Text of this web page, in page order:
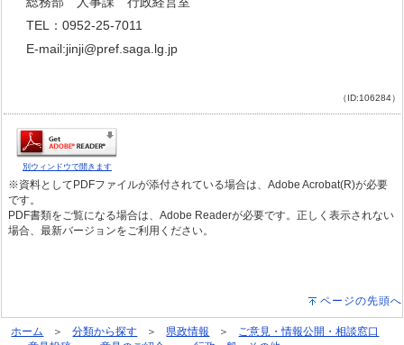
TEL：0952-25-7011
E-mail:jinji@pref.saga.lg.jp
（ID:106284）
別ウィンドウで開きます
※資料としてPDFファイルが添付されている場合は、Adobe Acrobat(R)が必要
です。
PDF書類をご覧になる場合は、Adobe Readerが必要です。正しく表示されない
場合、最新バージョンをご利用ください。
ページの先頭へ
ホーム 分類から探す 県政情報
ご意見・情報公開・相談窓口